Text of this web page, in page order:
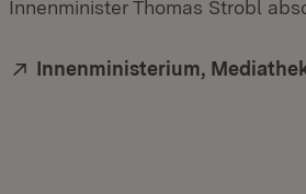
Innenminister Thomas Strobl
Extern:
Innenministerium,